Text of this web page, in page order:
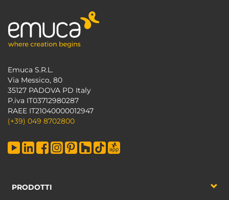
Emuca S.R.L.
Via Messico, 80
35127 PADOVA PD Italy
P.iva IT03712980287
RAEE IT21040000012947
(+39) 049 8702800
PRODOTTI